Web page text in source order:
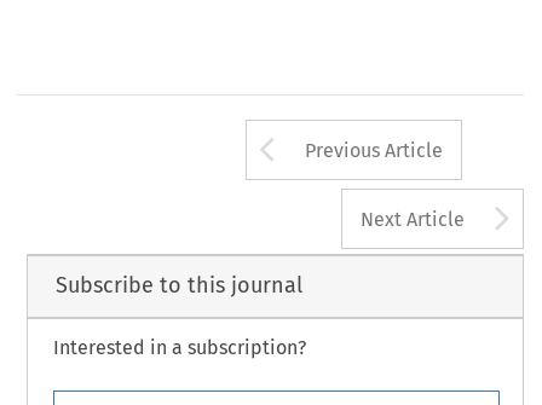
Arrow button
Previous Article
Next Article
Subscribe to this journal
Interested in a subscription?